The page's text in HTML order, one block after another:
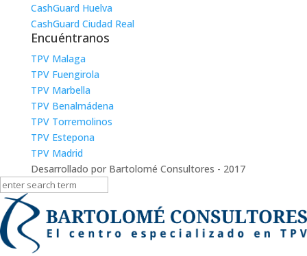
CashGuard Huelva
CashGuard Ciudad Real
Encuéntranos
TPV Malaga
TPV Fuengirola
TPV Marbella
TPV Benalmádena
TPV Torremolinos
TPV Estepona
TPV Madrid
Desarrollado por Bartolomé Consultores - 2017